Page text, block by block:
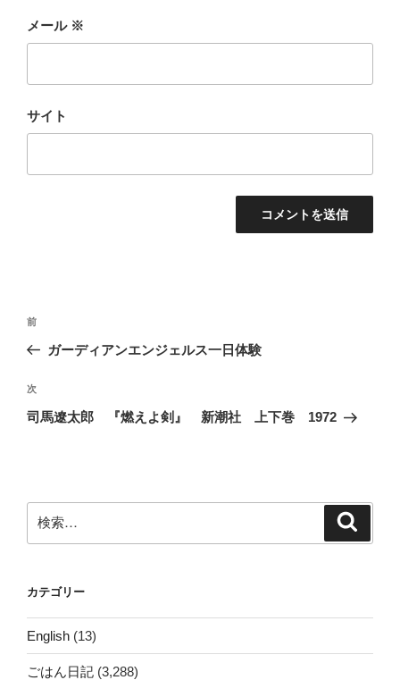
メール ※
サイト
投
ビ
ゲ
ン
前
の
稿
前
ガーディアンエンジェルス一日体験
次
の
次
司馬遼太郎 『燃えよ剣』 新潮社 上下巻 1972
索:
カテゴリー
English (13)
ごはん日記 (3,288)